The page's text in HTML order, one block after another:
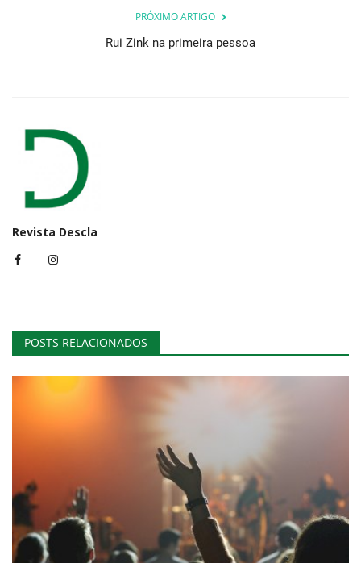
PRÓXIMO ARTIGO
Rui Zink na primeira pessoa
Revista Descla
POSTS RELACIONADOS